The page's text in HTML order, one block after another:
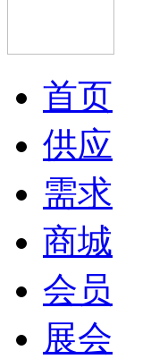
首页
供应
需求
商城
会员
展会